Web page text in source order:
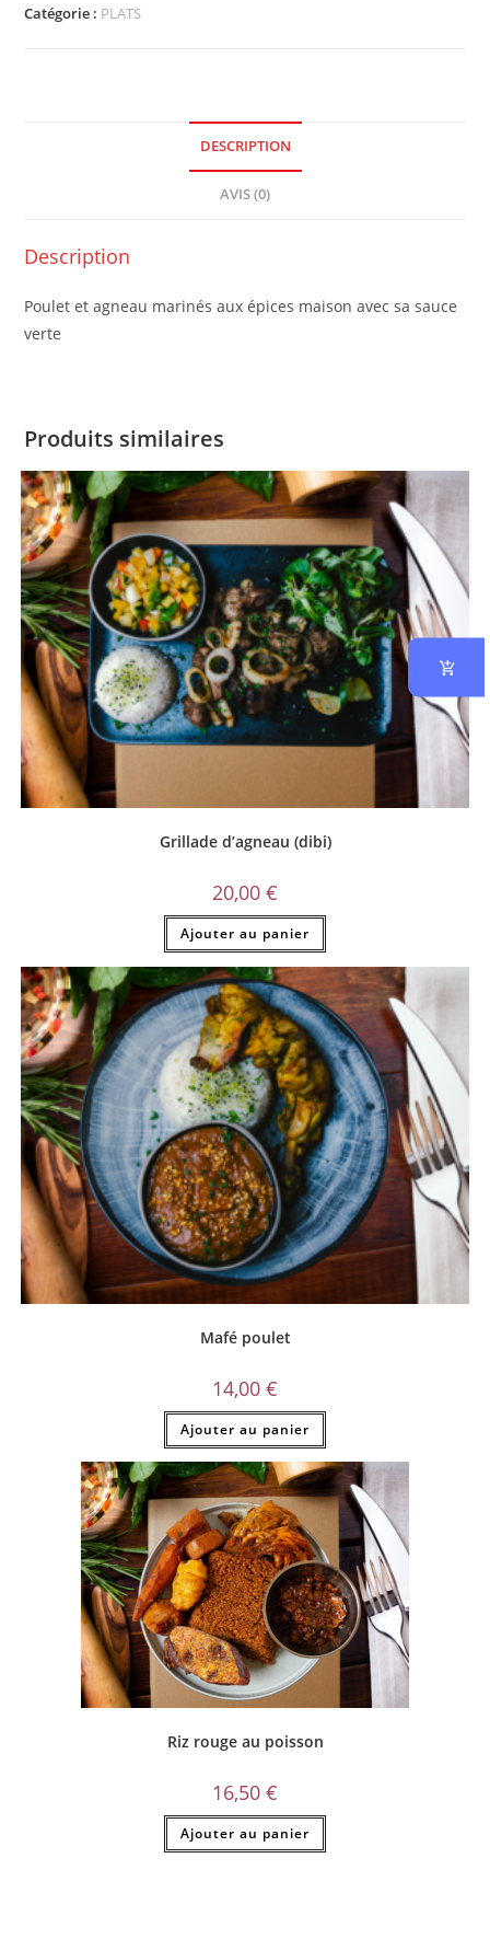
Catégorie : PLATS
DESCRIPTION
AVIS (0)
Description
Poulet et agneau marinés aux épices maison avec sa sauce
verte
Produits similaires
Grillade d’agneau (dibi)
20,00 €
Ajouter au panier
Mafé poulet
14,00 €
Ajouter au panier
Riz rouge au poisson
16,50 €
Ajouter au panier